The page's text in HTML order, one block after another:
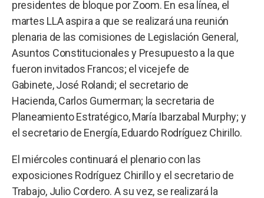
presidentes de bloque por Zoom. En esa línea, el
martes LLA aspira a que se realizará una reunión
plenaria de las comisiones de Legislación General,
Asuntos Constitucionales y Presupuesto a la que
fueron invitados Francos; el vicejefe de
Gabinete, José Rolandi; el secretario de
Hacienda, Carlos Gumerman; la secretaria de
Planeamiento Estratégico, María Ibarzabal Murphy; y
el secretario de Energía, Eduardo Rodríguez Chirillo.
El miércoles continuará el plenario con las
exposiciones Rodríguez Chirillo y el secretario de
Trabajo, Julio Cordero. A su vez, se realizará la